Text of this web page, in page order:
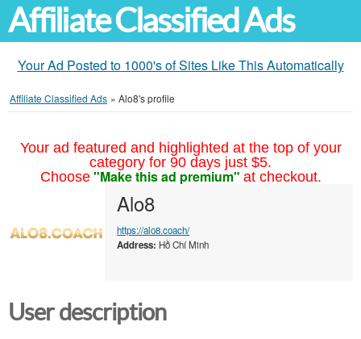
Affiliate Classified Ads
Your Ad Posted to 1000's of Sites Like This Automatically
Affiliate Classified Ads » Alo8's profile
Your ad featured and highlighted at the top of your
category for 90 days just $5.
Choose "Make this ad premium" at checkout.
Alo8
https://alo8.coach/
Address: Hồ Chí Minh
User description